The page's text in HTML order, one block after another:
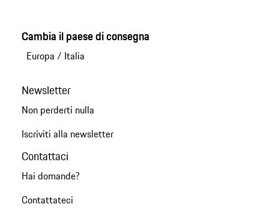
Cambia il paese di consegna
Europa / Italia
Newsletter
Non perderti nulla
Iscriviti alla newsletter
Contattaci
Hai domande?
Contattateci